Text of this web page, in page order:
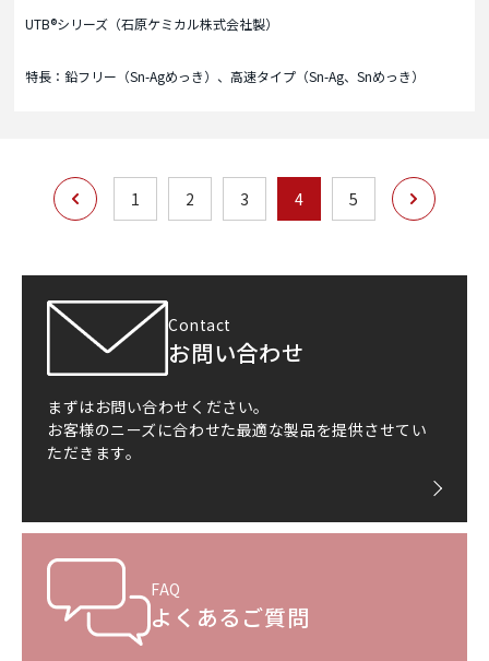
UTB®シリーズ（石原ケミカル株式会社製）
特長：鉛フリー（Sn-Agめっき）、高速タイプ（Sn-Ag、Snめっき）
前へ 1 2 3 4 5 次へ
Contact
お問い合わせ
まずはお問い合わせください。
お客様のニーズに合わせた最適な製品を提供させてい
ただきます。
FAQ
よくあるご質問